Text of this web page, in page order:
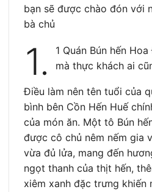
bạn sẽ được chào đón với
bà chủ
1.
1 Quán Bún hến
mà thực khách ai
Điều làm nên tên tuổi của
bình bên Cồn Hến Huế
của món ăn. Một tô Bún
được cô chủ nêm nếm gia
vừa đủ lửa, mang đến
ngọt thanh của thịt hến,
xiêm xanh đặc trưng khiến